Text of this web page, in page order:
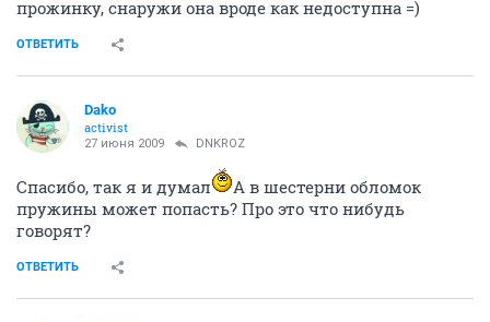
прожинку, снаружи она вроде как недоступна =)
ОТВЕТИТЬ
Dako
activist
27 июня 2009 DNKROZ
Спасибо, так я и думал
А в шестерни обломок
пружины может попасть? Про это что нибудь
говорят?
ОТВЕТИТЬ